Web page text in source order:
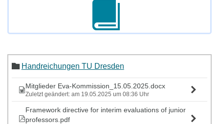
Handreichungen TU Dresden
Mitglieder Eva-Kommission_15.05.2025.docx
Zuletzt geändert: am 19.05.2025 um 08:36 Uhr
Framework directive for interim evaluations of junior
professors.pdf